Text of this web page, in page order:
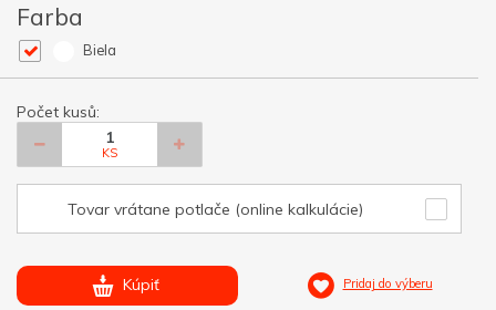
Farba
Biela
Počet kusů:
KS
Tovar vrátane potlače (online kalkulácie)
Kúpiť Pridaj do výberu